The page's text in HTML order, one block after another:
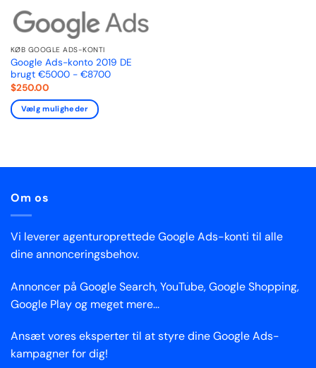
KØB GOOGLE ADS-KONTI
Google Ads-konto 2019 DE
brugt €5000 - €8700
$250.00
Vælg muligheder
Om os
Vi leverer agenturoprettede Google Ads-konti til alle
dine annonceringsbehov.
Annoncer på Google Search, YouTube, Google Shopping,
Google Play og meget mere...
Ansæt vores eksperter til at styre dine Google Ads-
kampagner for dig!